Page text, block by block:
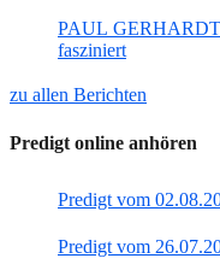
PAUL GERHARDT
fasziniert
zu allen Berichten
Predigt online anhören
Predigt vom
Predigt vom